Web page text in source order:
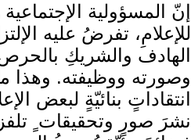
إنّ المسؤولية الإجتماعية
للإعلامِ، تفرضُ عليه
الهادف والشريكِ
وصورته ووظيفته. وهذا
انتقاداتٍ بنائيّةٍ لبعض
نشرَ صورٍ وتحقيقات